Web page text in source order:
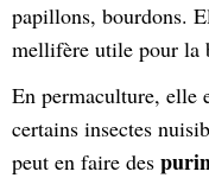
papillons, bourdons.
mellifère utile pour la
En permaculture, elle
certains insectes
peut en faire des